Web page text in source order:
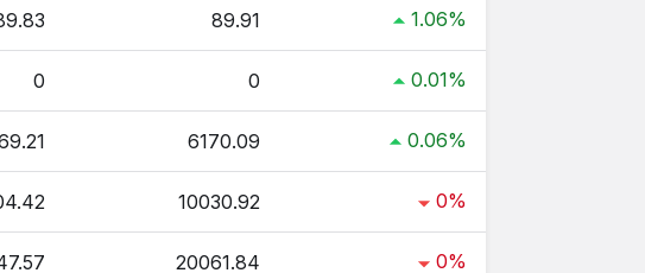
?
89.91 1.06%
0 0 0.01%
6170.09 0.06%
10030.92 0%
20061.84 0%